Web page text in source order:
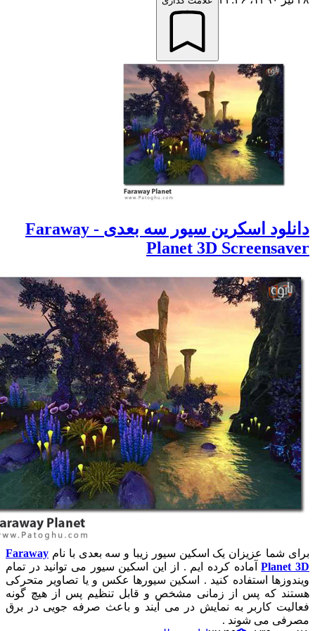
دانلود اسکرین سیور سه بعدی - Faraway
Planet 3D
شما عزیزان یک اسکین سیور زیبا و سه بعدی با نامFaraway
Planetآماده کرده ایم . از این اسکین سیور می توانید در تمام
استفاده کنید . اسکین سیورها عکس و یا تصاویر متحرکی
که پس از زمانی مشخص و قابل تنظیم پس از هیچ گونه
کاربر به نمایش در می آیند و باعث صرفه جویی در برق
می شوند .